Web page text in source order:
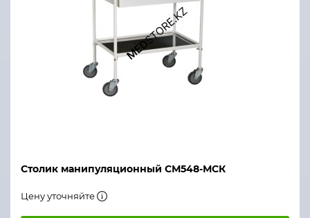
Столик манипуляционный СМ548-МСК
Цену уточняйте